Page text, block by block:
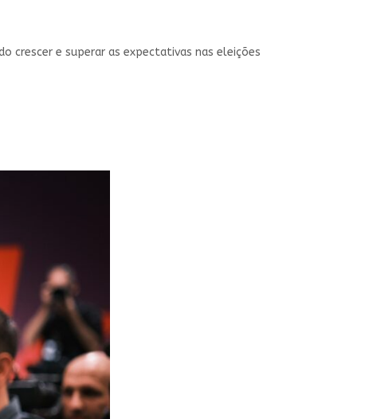
crescer e superar as expectativas nas eleições